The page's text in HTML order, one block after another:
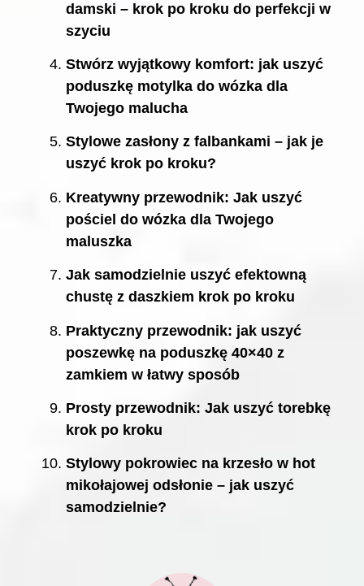
damski – krok po kroku do perfekcji w
szyciu
Stwórz wyjątkowy komfort: jak uszyć
poduszkę motylka do wózka dla
Twojego malucha
Stylowe zasłony z falbankami – jak je
uszyć krok po kroku?
Kreatywny przewodnik: Jak uszyć
pościel do wózka dla Twojego
maluszka
Jak samodzielnie uszyć efektowną
chustę z daszkiem krok po kroku
Praktyczny przewodnik: jak uszyć
poszewkę na poduszkę 40×40 z
zamkiem w łatwy sposób
Prosty przewodnik: Jak uszyć torebkę
krok po kroku
Stylowy pokrowiec na krzesło w hot
mikołajowej odsłonie – jak uszyć
samodzielnie?